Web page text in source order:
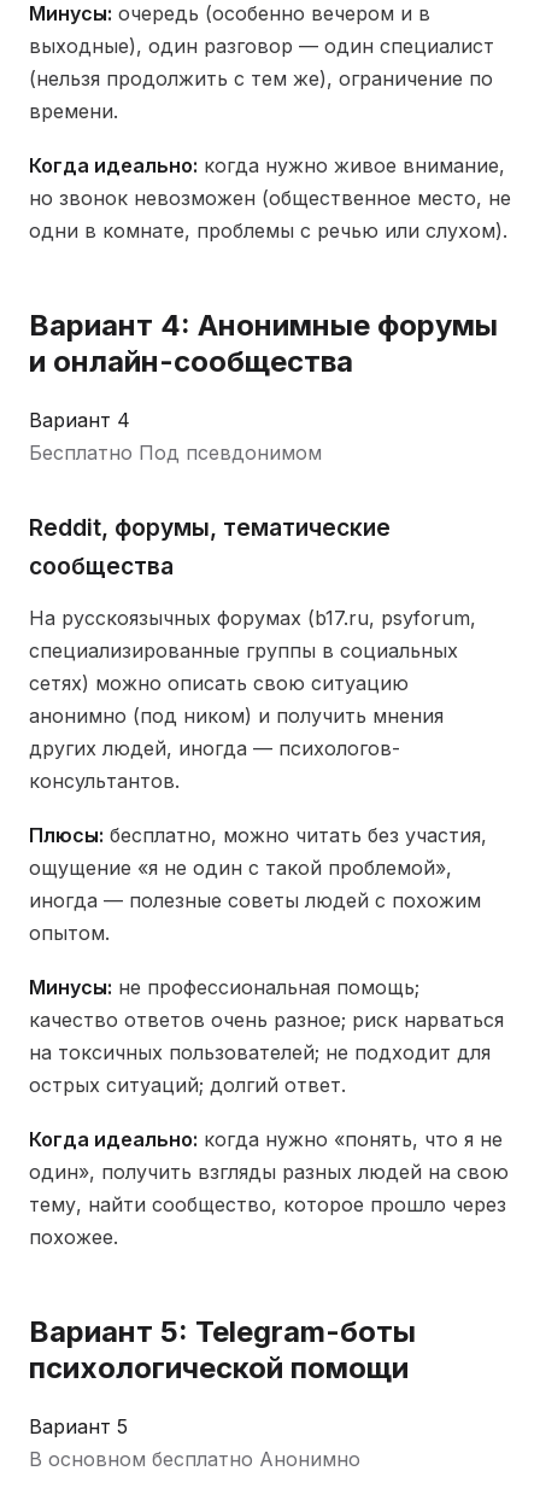
Минусы: очередь (особенно вечером и в
выходные), один разговор — один специалист
(нельзя продолжить с тем же), ограничение по
времени.
Когда идеально: когда нужно живое внимание,
но звонок невозможен (общественное место, не
одни в комнате, проблемы с речью или слухом).
Вариант 4: Анонимные форумы
и онлайн-сообщества
Вариант 4
Бесплатно Под псевдонимом
Reddit, форумы, тематические
сообщества
На русскоязычных форумах (b17.ru, psyforum,
специализированные группы в социальных
сетях) можно описать свою ситуацию
анонимно (под ником) и получить мнения
других людей, иногда — психологов-
консультантов.
Плюсы: бесплатно, можно читать без участия,
ощущение «я не один с такой проблемой»,
иногда — полезные советы людей с похожим
опытом.
Минусы: не профессиональная помощь;
качество ответов очень разное; риск нарваться
на токсичных пользователей; не подходит для
острых ситуаций; долгий ответ.
Когда идеально: когда нужно «понять, что я не
один», получить взгляды разных людей на свою
тему, найти сообщество, которое прошло через
похожее.
Вариант 5: Telegram-боты
психологической помощи
Вариант 5
В основном бесплатно Анонимно